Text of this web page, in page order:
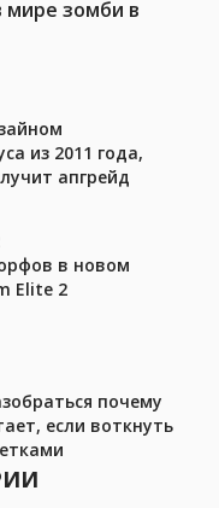
мире зомби в
из 2011 года,
апгрейд
в новом
Elite 2
почему
если воткнуть